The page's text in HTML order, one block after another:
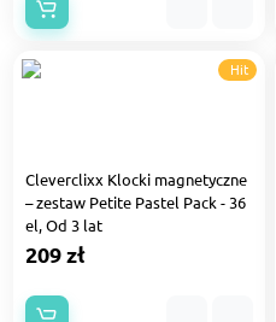
Hit
Cleverclixx Klocki magnetyczne
– zestaw Petite Pastel Pack - 36
el, Od 3 lat
209 zł